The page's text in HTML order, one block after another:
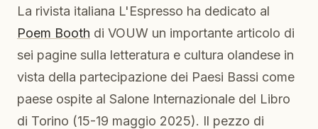
La rivista italiana L'Espresso ha dedicato al
Poem Booth di VOUW un importante articolo di
sei pagine sulla letteratura e cultura olandese in
vista della partecipazione dei Paesi Bassi come
paese ospite al Salone Internazionale del Libro
di Torino (15-19 maggio 2025). Il pezzo di